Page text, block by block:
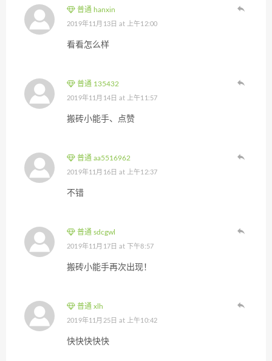
普通 hanxin
2019年11月13日 at 上午12:00
看看怎么样
普通 135432
2019年11月14日 at 上午11:57
搬砖小能手、点赞
普通 aa5516962
2019年11月16日 at 上午12:37
不错
普通 sdcgwl
2019年11月17日 at 下午8:57
搬砖小能手再次出现！
普通 xlh
2019年11月25日 at 上午10:42
快快快快快